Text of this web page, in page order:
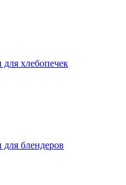
для хлебопечек
для блендеров